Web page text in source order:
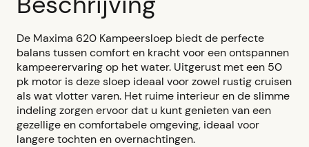
De Maxima 620 Kampeersloep biedt de perfecte
balans tussen comfort en kracht voor een ontspannen
kampeerervaring op het water. Uitgerust met een 50
pk motor is deze sloep ideaal voor zowel rustig cruisen
als wat vlotter varen. Het ruime interieur en de slimme
indeling zorgen ervoor dat u kunt genieten van een
gezellige en comfortabele omgeving, ideaal voor
langere tochten en overnachtingen.